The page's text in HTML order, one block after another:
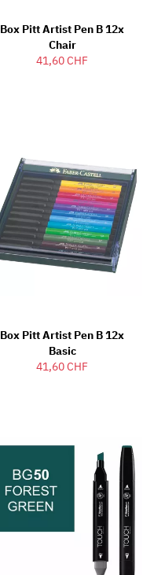
Box Pitt Artist Pen B 12x
Chair
41,60 CHF
Box Pitt Artist Pen B 12x
Basic
41,60 CHF